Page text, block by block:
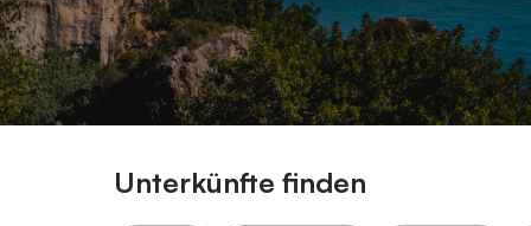
Unterkünfte finden